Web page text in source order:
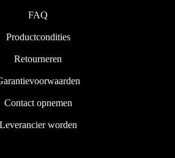
FAQ
Productcondities
Retourneren
Contact opnemen
Leverancier worden